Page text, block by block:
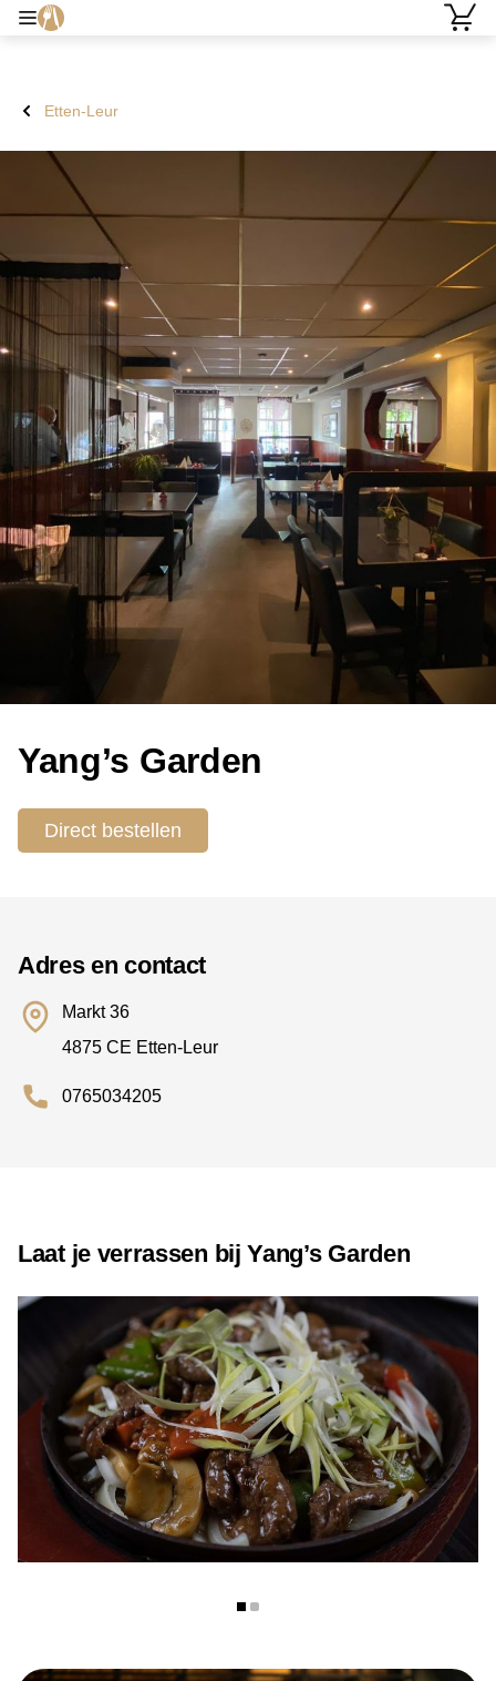
Etten-Leur
Yang’s Garden
Direct bestellen
Adres en contact
Markt 36
4875 CE Etten-Leur
0765034205
Laat je verrassen bij Yang’s Garden